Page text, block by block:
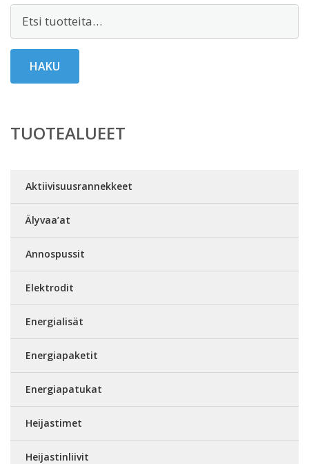
Etsi:
HAKU
TUOTEALUEET
Aktiivisuusrannekkeet
Älyvaa’at
Annospussit
Elektrodit
Energialisät
Energiapaketit
Energiapatukat
Heijastimet
Heijastinliivit